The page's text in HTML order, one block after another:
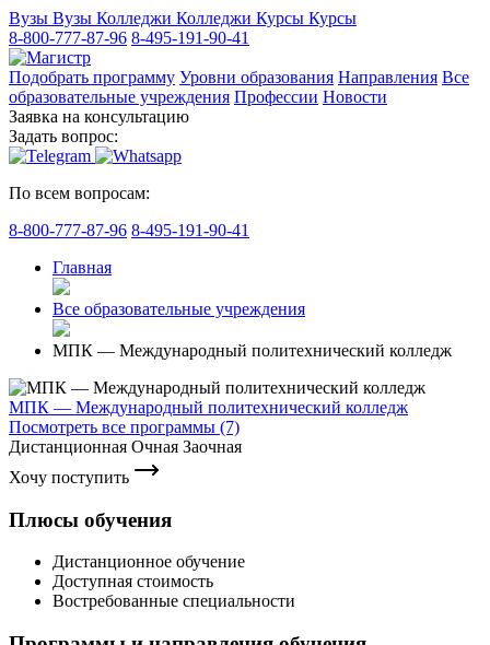
Вузы Вузы Колледжи Колледжи Курсы Курсы
8-800-777-87-96 8-495-191-90-41
Подобрать программу Уровни образования Направления Все
образовательные учреждения Профессии Новости
Заявка на консультацию
Задать вопрос:
По всем вопросам:
8-800-777-87-96 8-495-191-90-41
Главная
Все образовательные учреждения
МПК — Международный политехнический колледж
МПК — Международный политехнический колледж
Посмотреть все программы (7)
Дистанционная Очная Заочная
Хочу поступить
Плюсы обучения
Дистанционное обучение
Доступная стоимость
Востребованные специальности